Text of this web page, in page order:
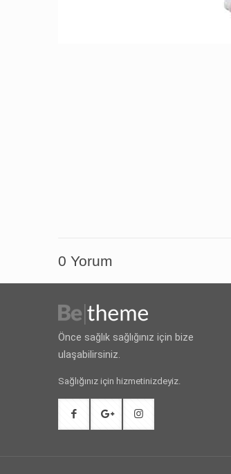
0 Yorum
Önce sağlık sağlığınız için bize
ulaşabilirsiniz.
Sağlığınız için hizmetinizdeyiz.